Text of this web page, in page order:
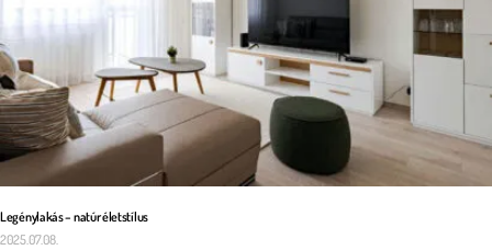
Legénylakás – natúr életstílus
2025.07.08.